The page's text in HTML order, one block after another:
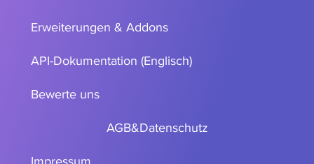
Erweiterungen & Addons
API-Dokumentation (Englisch)
Bewerte uns
AGB&Datenschutz